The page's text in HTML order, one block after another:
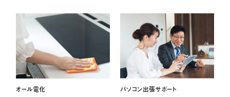
オール電化 パソコン出張サポート